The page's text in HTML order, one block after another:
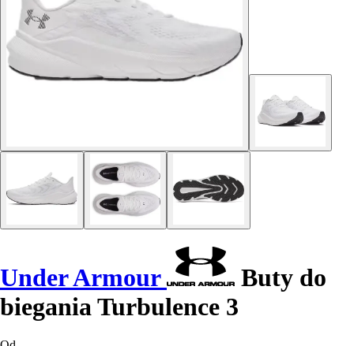
Under Armour
Buty do
biegania Turbulence 3